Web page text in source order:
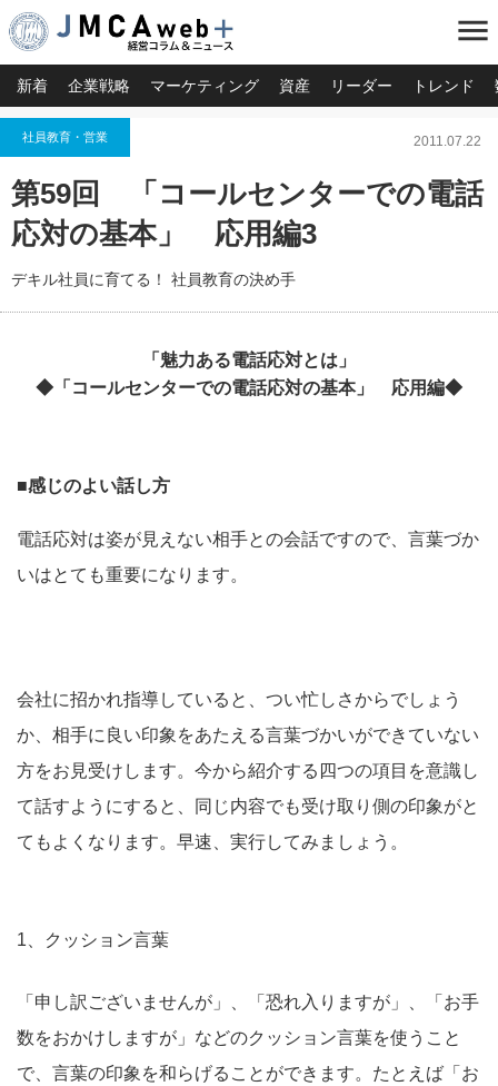
menu
新着 企業戦略 マーケティング 資産 リーダー トレンド
社員教育・営業 2011.07.22
第59回 「コールセンターでの電話
応対の基本」 応用編3
デキル社員に育てる！ 社員教育の決め手
「魅力ある電話応対とは」
◆「コールセンターでの電話応対の基本」 応用編◆
■感じのよい話し方
電話応対は姿が見えない相手との会話ですので、言葉づか
いはとても重要になります。
会社に招かれ指導していると、つい忙しさからでしょう
か、相手に良い印象をあたえる言葉づかいができていない
方をお見受けします。今から紹介する四つの項目を意識し
て話すようにすると、同じ内容でも受け取り側の印象がと
てもよくなります。早速、実行してみましょう。
1、クッション言葉
「申し訳ございませんが」、「恐れ入りますが」、「お手
数をおかけしますが」などのクッション言葉を使うこと
で、言葉の印象を和らげることができます。たとえば「お